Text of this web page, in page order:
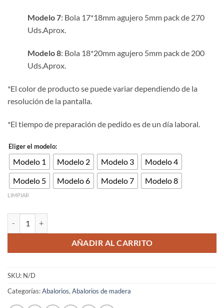
Modelo 7: Bola 17*18mm agujero 5mm pack de 270
Uds.Aprox.
Modelo 8: Bola 18*20mm agujero 5mm pack de 200
Uds.Aprox.
*El color de producto se puede variar dependiendo de la
resolución de la pantalla.
*El tiempo de preparación de pedido es de un día laboral.
Eliger el modelo:
Modelo 1 Modelo 2 Modelo 3
Modelo 4
Modelo 5
Modelo 6 Modelo 7 Modelo 8
LIMPIAR
AÑADIR AL CARRITO
SKU: N/D
Categorías:Abalorios, Abalorios de madera